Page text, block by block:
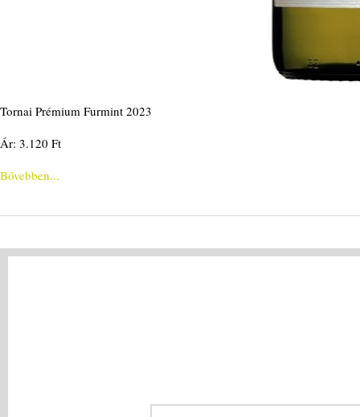
Tornai Prémium Furmint 2023
Ár: 3.120 Ft
Bővebben...